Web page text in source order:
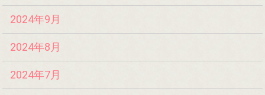
2024年9月
2024年8月
2024年7月